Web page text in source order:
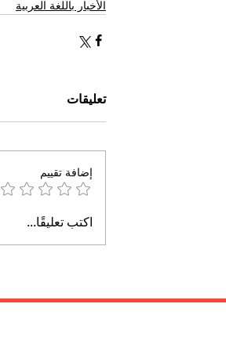
الأخبار باللغة العربية
تعليقات
إضافة تقييم
اكتب تعليقًا...